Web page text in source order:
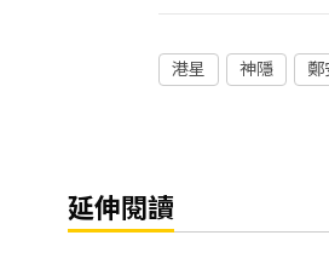
港星 神隱
延伸閱讀